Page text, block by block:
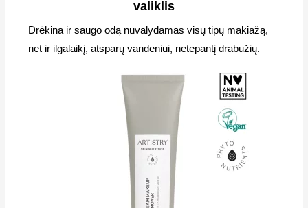
valiklis
Drėkina ir saugo odą nuvalydamas visų tipų makiažą,
net ir ilgalaikį, atsparų vandeniui, netepantį drabužių.